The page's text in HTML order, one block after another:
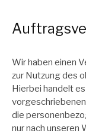
Wir haben einen
zur Nutzung des
Hierbei handelt
die
nur nach unseren